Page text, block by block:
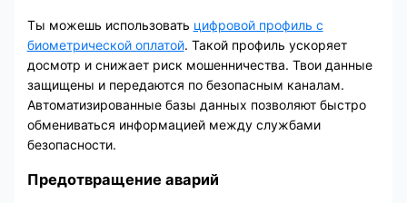
Ты можешь использовать цифровой профиль с
биометрической оплатой. Такой профиль ускоряет
досмотр и снижает риск мошенничества. Твои данные
защищены и передаются по безопасным каналам.
Автоматизированные базы данных позволяют быстро
обмениваться информацией между службами
безопасности.
Предотвращение аварий